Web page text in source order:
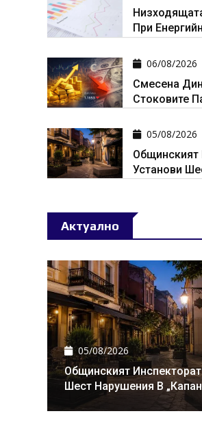
При
06/08/2026
Смесена
Стоковите
05/08/2026
Общинският
Установи
Актуално
05/08/2026
Общинският
Шест Нарушения В